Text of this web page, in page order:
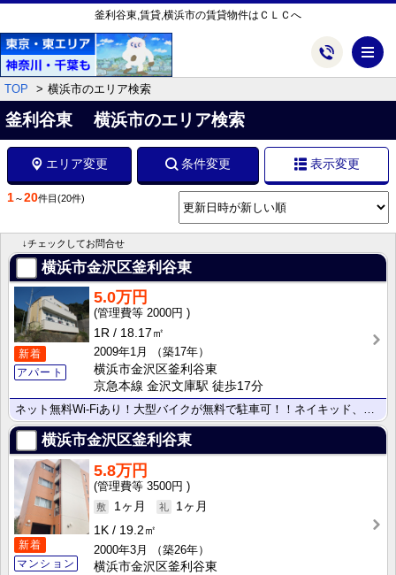
釜利谷東,賃貸,横浜市の賃貸物件はＣＬＣへ
TOP 横浜市のエリア検索
釜利谷東 横浜市のエリア検索
エリア変更 条件変更 表示変更
1～20件目 (20件)
↓チェックしてお問合せ
横浜市金沢区釜利谷東
新着
アパート
5.0万円
2000円
1R
18.17㎡
2009年1月
（築17年）
横浜市金沢区釜利谷東
京急本線 金沢文庫駅 徒歩17分
ネット無料Wi-Fiあり！大型バイクが無料で駐車可！！ネイキッド、アメリカン、2500サイズでもご相･･･
横浜市金沢区釜利谷東
新着
マンション
5.8万円
3500円
1ヶ月
1ヶ月
1K
19.2㎡
2000年3月
（築26年）
横浜市金沢区釜利谷東